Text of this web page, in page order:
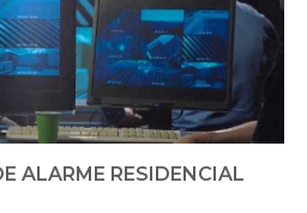
ALARME RESIDENCIAL